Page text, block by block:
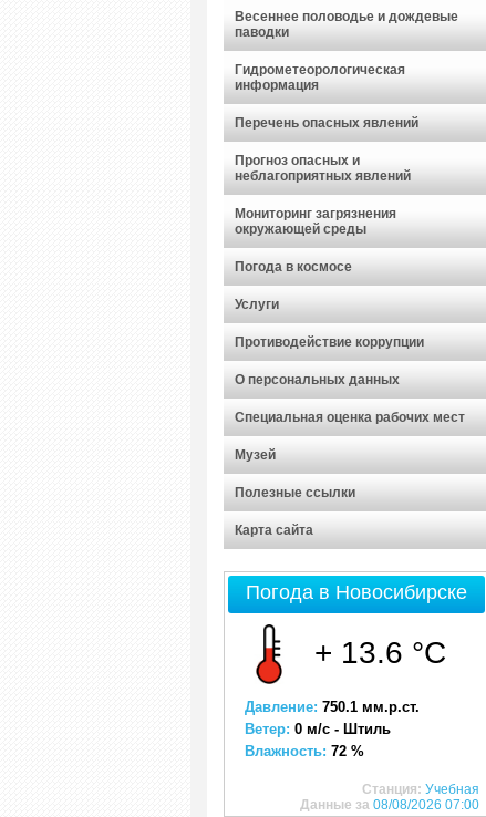
Весеннее половодье и дождевые
паводки
Гидрометеорологическая
информация
Перечень опасных явлений
Прогноз опасных и
неблагоприятных явлений
Мониторинг загрязнения
окружающей среды
Погода в космосе
Услуги
Противодействие коррупции
О персональных данных
Специальная оценка рабочих мест
Музей
Полезные ссылки
Карта сайта
Погода в Новосибирске
+ 13.6 °C
Давление: 750.1 мм.р.ст.
Ветер: 0 м/с - Штиль
Влажность: 72 %
Станция: Учебная
Данные за 08/08/2026 07:00